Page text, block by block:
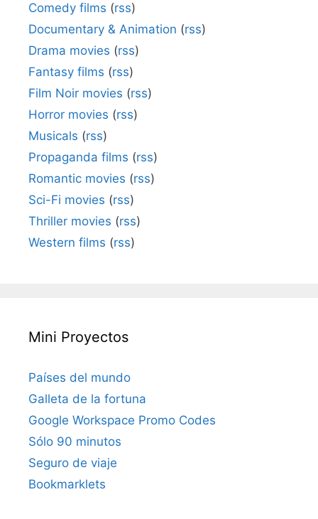
Comedy films (rss)
Documentary & Animation (rss)
Drama movies (rss)
Fantasy films (rss)
Film Noir movies (rss)
Horror movies (rss)
Musicals (rss)
Propaganda films (rss)
Romantic movies (rss)
Sci-Fi movies (rss)
Thriller movies (rss)
Western films (rss)
Mini Proyectos
Países del mundo
Galleta de la fortuna
Google Workspace Promo Codes
Sólo 90 minutos
Seguro de viaje
Bookmarklets